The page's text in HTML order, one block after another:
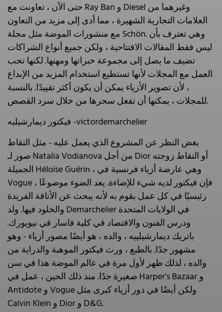
حتى الآن ، تعاونت مع Ray Ban و Diesel وغيرهما من
العلامات التجارية الشهيرة ، مما أدى إلى مزيد من التعاون
مع منشورات الموضة مثل مجلة Schön. وهي تعترف بأن
ليس فقط المقالات الافتتاحية ، ولكن جميع أنواع الشراكات
تضيف ما يصل إلى مجموعة خبراتها ومهنها. لكنها تحب
العمل مع المجلات لأنها تستطيع استخدام المزيد من الإبداع
، لأن تصوير الأزياء يمكن أن يكون أكثر تقييدًا. بالنسبة
للمجلات ، يمكنها أن تفعل سحرها من خلال سرد القصص.
فيكتور ديمارشيليه -victordemarchelier
بغض النظر عن المشروع الذي يعمل عليه - مثل التقاط
صور لـ Natalia Vodianova من أجل Dior أو التقاط زوجته
الجميلة Héloïse Guérin ، وهي عارضة أزياء فرنسية في
Vogue ، فإن فيكتور لديه شيء للإضاءة. يعد الضوء موضوعًا
رئيسيًا في كل عمل يقوم به لأنه يبحث عن الأناقة الفريدة
والخلود فيها. ولد Demarchelier في الولايات المتحدة
ودرس الفنون والاقتصاد في كلية فاسار في نيويورك.
باتريك ديمارشيلييه ، والده ، هو أيضًا مصور أزياء - وهو
مشهور جدًا. بالطبع ، ورث فيكتور الموهبة والدراية من
والده ، لذلك ظهر لأول مرة في عالم الموضة هذا في سن
صغيرة جدًا. منذ ذلك الحين ، عمل في Harper's Bazaar و
Antidote و Vogue ولكن أيضًا في دور أزياء كبرى مثل
Calvin Klein و Dior و D&G.